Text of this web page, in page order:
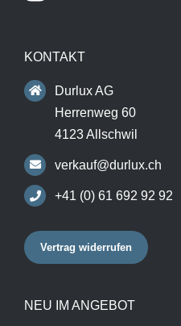
KONTAKT
Durlux AG
Herrenweg 60
4123 Allschwil
verkauf@durlux.ch
+41 (0) 61 692 92 92
Vertrag widerrufen
NEU IM ANGEBOT